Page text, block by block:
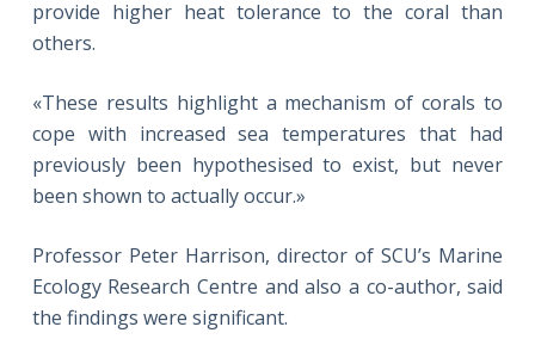
provide higher heat tolerance to the coral than
others.
«These results highlight a mechanism of corals to
cope with increased sea temperatures that had
previously been hypothesised to exist, but never
been shown to actually occur.»
Professor Peter Harrison, director of SCU’s Marine
Ecology Research Centre and also a co-author, said
the findings were significant.